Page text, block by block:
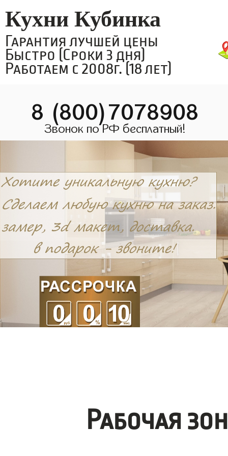
Кухни Кубинка
Гарантия лучшей цены
Быстро (Сроки 3 дня)
Работаем с 2008г. (18 лет)
8 (800)7078908
Звонок по РФ бесплатный!
Рабочая